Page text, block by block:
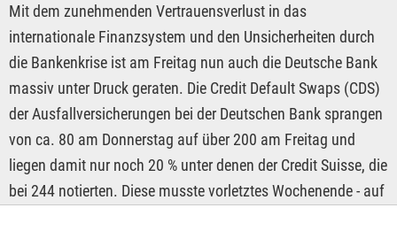
Mit dem zunehmenden Vertrauensverlust in das
internationale Finanzsystem und den Unsicherheiten durch
die Bankenkrise ist am Freitag nun auch die Deutsche Bank
massiv unter Druck geraten. Die Credit Default Swaps (CDS)
der Ausfallversicherungen bei der Deutschen Bank sprangen
von ca. 80 am Donnerstag auf über 200 am Freitag und
liegen damit nur noch 20 % unter denen der Credit Suisse, die
bei 244 notierten. Diese musste vorletztes Wochenende - auf